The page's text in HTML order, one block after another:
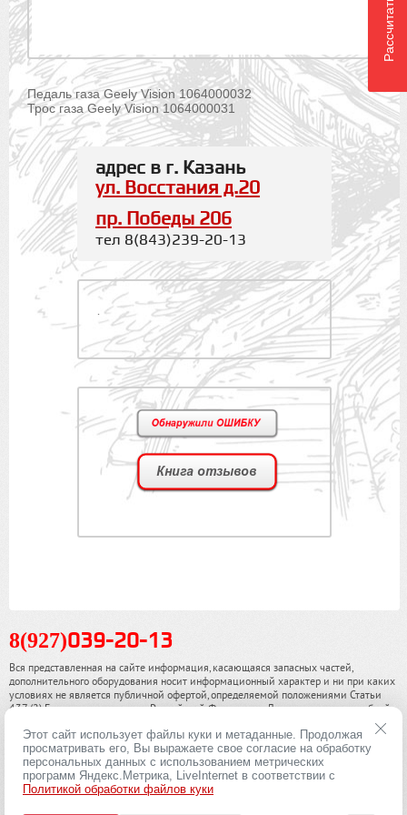
Педаль газа Geely Vision 1064000032
Трос газа Geely Vision 1064000031
адрес в г. Казань
ул. Восстания д.20
пр. Победы 206
тел 8(843)239-20-13
.
8(927)039-20-13
Вся представленная на сайте информация, касающаяся запасных частей,
дополнительного оборудования носит информационный характер и ни при каких
условиях не является публичной офертой, определяемой положениями Статьи
437 (2) Гражданского кодекса Российской Федерации. Для получения подробной
информации, пожалуйста, обращайтесь к нашим специалистам. чинамобил.рф ©
2013-2026. Все права охраняются законом.
Политика конфиденциальности
Этот сайт использует файлы куки и метаданные. Продолжая
просматривать его, Вы выражаете свое согласие на обработку
персональных данных с использованием метрических
программ Яндекс.Метрика, LiveInternet в соответствии с
Политикой обработки файлов куки